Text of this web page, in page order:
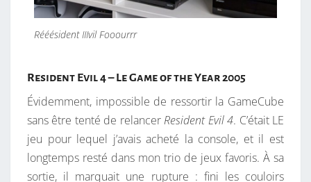
Rééésident IIIvil Fooourrr
Resident Evil 4 – Le Game of the Year 2005
Évidemment, impossible de ressortir la GameCube
sans être tenté de relancerResident Evil 4. C’était LE
jeu pour lequel j’avais acheté la console, et il est
longtemps resté dans mon trio de jeux favoris. À sa
sortie, il marquait une rupture : fini les couloirs